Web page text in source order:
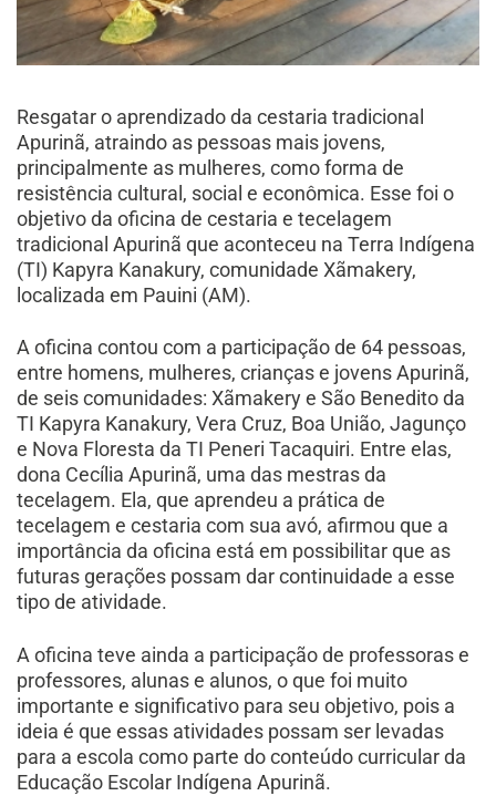
Resgatar o aprendizado da cestaria tradicional
Apurinã, atraindo as pessoas mais jovens,
principalmente as mulheres, como forma de
resistência cultural, social e econômica. Esse foi o
objetivo da oficina de cestaria e tecelagem
tradicional Apurinã que aconteceu na Terra Indígena
(TI) Kapyra Kanakury, comunidade Xãmakery,
localizada em Pauini (AM).
A oficina contou com a participação de 64 pessoas,
entre homens, mulheres, crianças e jovens Apurinã,
de seis comunidades: Xãmakery e São Benedito da
TI Kapyra Kanakury, Vera Cruz, Boa União, Jagunço
e Nova Floresta da TI Peneri Tacaquiri. Entre elas,
dona Cecília Apurinã, uma das mestras da
tecelagem. Ela, que aprendeu a prática de
tecelagem e cestaria com sua avó, afirmou que a
importância da oficina está em possibilitar que as
futuras gerações possam dar continuidade a esse
tipo de atividade.
A oficina teve ainda a participação de professoras e
professores, alunas e alunos, o que foi muito
importante e significativo para seu objetivo, pois a
ideia é que essas atividades possam ser levadas
para a escola como parte do conteúdo curricular da
Educação Escolar Indígena Apurinã.